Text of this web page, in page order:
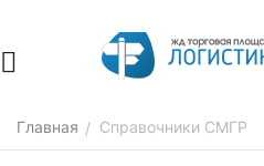
Главная / Справочники СМГР